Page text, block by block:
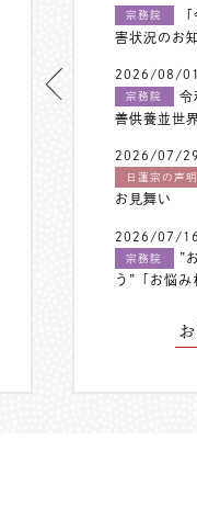
宗務院
害状況のお
2026/08/01
宗務院
令
善供養並世
2026/07/29
日蓮宗の声明
お見舞い
2026/07/16
宗務院
”
う”「お悩